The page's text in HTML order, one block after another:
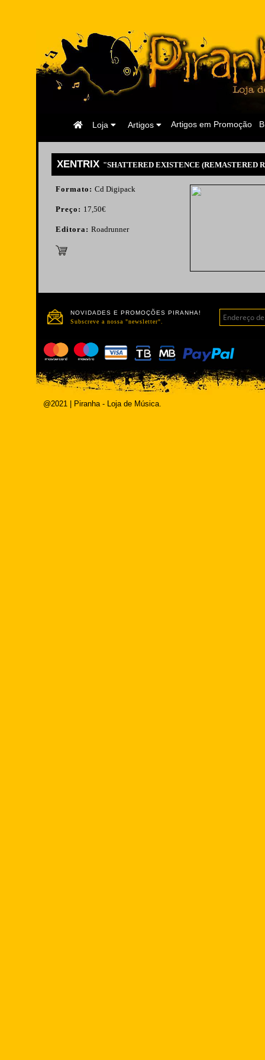
Artigos em Promoção
Artigos
Loja
Página
XENTRIX "SHATTERED EXISTENCE (REMASTERED
Formato: Cd Digipack
Preço: 17,50€
Editora: Roadrunner
NOVIDADES E PROMOÇÕES PIRANHA!
Subscreve a nossa "newsletter".
@2021 | Piranha - Loja de Música.